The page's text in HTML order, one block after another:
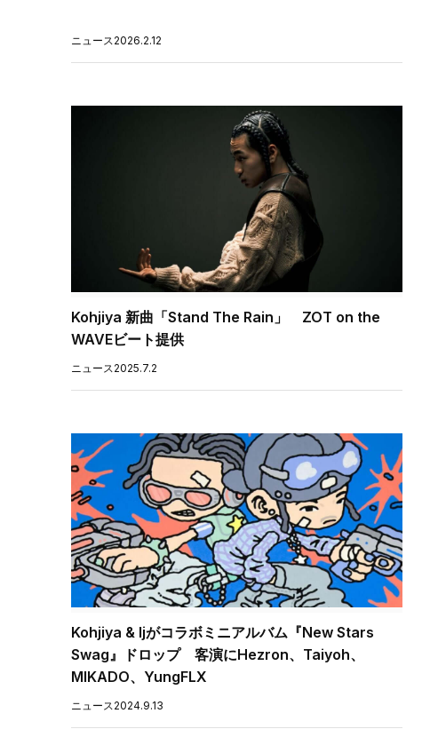
ニュース2026.2.12
Kohjiya 新曲「Stand The Rain」 ZOT on the
WAVEビート提供
ニュース2025.7.2
Kohjiya & ljがコラボミニアルバム『New Stars
Swag』ドロップ 客演にHezron、Taiyoh、
MIKADO、YungFLX
ニュース2024.9.13